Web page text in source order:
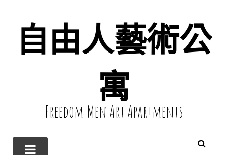
自由人藝術公
寓
Freedom Men Art Apartments